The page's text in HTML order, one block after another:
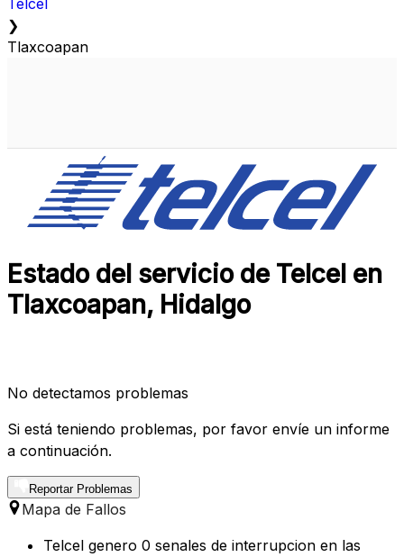
Telcel
❯
Tlaxcoapan
Estado del servicio de Telcel en
Tlaxcoapan, Hidalgo
No detectamos problemas
Si está teniendo problemas, por favor envíe un informe
a continuación.
Reportar Problemas
Mapa de Fallos
Telcel genero 0 senales de interrupcion en las